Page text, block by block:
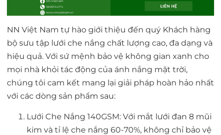
NN Việt Nam tự hào giới thiệu đến quý Khách hàng
bộ sưu tập lưới che nắng chất lượng cao, đa dạng và
hiệu quả. Với sứ mệnh bảo vệ không gian xanh cho
mọi nhà khỏi tác động của ánh nắng mặt trời,
chúng tôi cam kết mang lại giải pháp hoàn hảo nhất
với các dòng sản phẩm sau:
Lưới Che Nắng 140GSM: Với mắt lưới đan 8 mũi
kim và tỉ lệ che nắng 60-70%, không chỉ bảo vệ